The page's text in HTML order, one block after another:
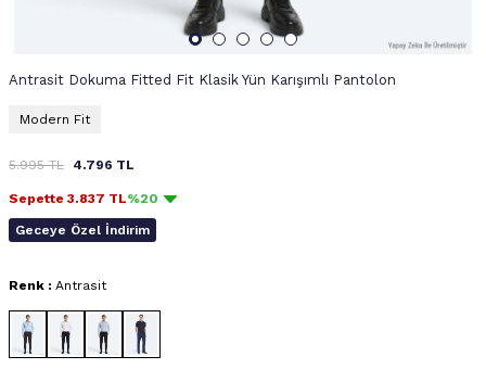
Antrasit Dokuma Fitted Fit Klasik Yün Karışımlı Pantolon
Modern Fit
5.995TL 4.796 TL
Sepette 3.837 TL%20
Geceye Özel İndirim
Renk : Antrasit